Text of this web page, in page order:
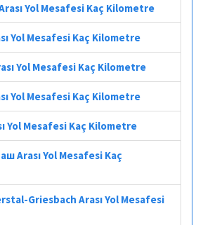
Yol Mesafesi Kaç Kilometre
Yol Mesafesi Kaç Kilometre
Yol Mesafesi Kaç Kilometre
Yol Mesafesi Kaç Kilometre
Yol Mesafesi Kaç Kilometre
Arası Yol Mesafesi Kaç
Griesbach Arası Yol Mesafesi